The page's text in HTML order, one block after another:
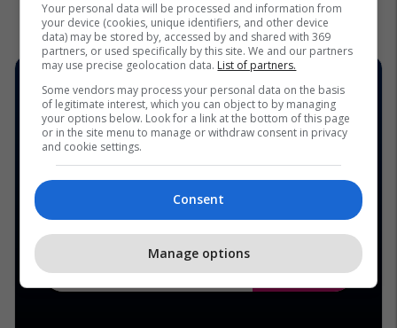
Your personal data will be processed and information from
your device (cookies, unique identifiers, and other device
data) may be stored by, accessed by and shared with 369
partners, or used specifically by this site. We and our partners
may use precise geolocation data. List of partners.
Some vendors may process your personal data on the basis
of legitimate interest, which you can object to by managing
your options below. Look for a link at the bottom of this page
or in the site menu to manage or withdraw consent in privacy
and cookie settings.
Consent
Manage options